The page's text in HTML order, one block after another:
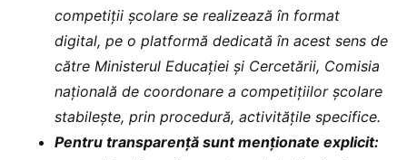
competiții școlare se realizează în format
digital, pe o platformă dedicată în acest sens de
către Ministerul Educației și Cercetării, Comisia
națională de coordonare a competițiilor școlare
stabilește, prin procedură, activitățile specifice.
Pentru transparență sunt menționate explicit: